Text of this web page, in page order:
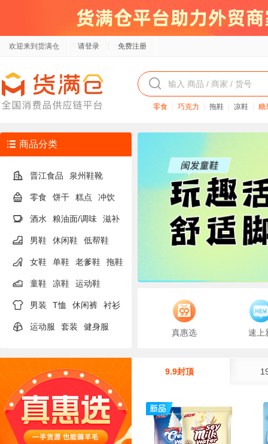
欢迎来到货满仓 请登录 免费注册
零食 巧克力 拖鞋 凉鞋 糖
商品分类
晋江食品 泉州鞋靴
零食 饼干 糕点 冲饮
酒水 粮油面/调味 滋补
男鞋 休闲鞋 低帮鞋
女鞋 单鞋 老爹鞋 拖鞋
童鞋 凉鞋 运动鞋
男装 T恤 休闲裤 衬衫
运动服 套装 健身服
真惠选 速上
9.9封顶